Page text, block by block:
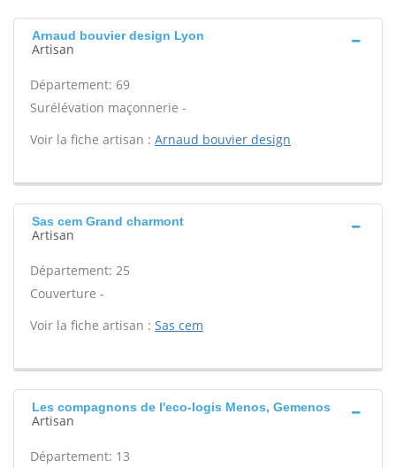
Arnaud bouvier design Lyon
Artisan
Département: 69
Surélévation maçonnerie -
Voir la fiche artisan : Arnaud bouvier design
Sas cem Grand charmont
Artisan
Département: 25
Couverture -
Voir la fiche artisan : Sas cem
Les compagnons de l'eco-logis Menos, Gemenos
Artisan
Département: 13